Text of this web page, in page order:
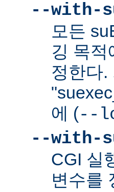
--with-
모든
깅 목적
정한다.
에 (--
--with-
CGI 실
변수를